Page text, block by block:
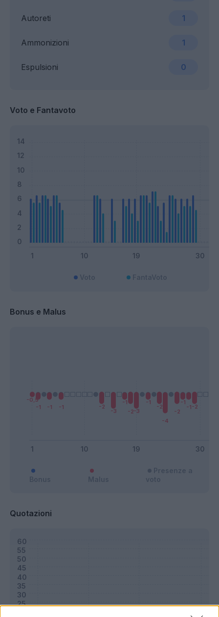
Ammonizioni 1
Espulsioni 0
Autoreti 1
Voto e Fantavoto
Bonus e Malus
Quotazioni